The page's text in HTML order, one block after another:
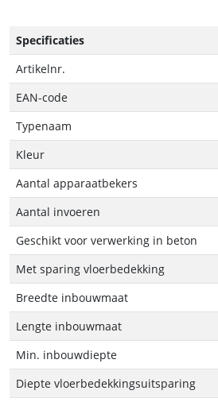
Specificaties
Artikelnr.
EAN-code
Typenaam
Kleur
Aantal apparaatbekers
Aantal invoeren
Geschikt voor verwerking in beton
Met sparing vloerbedekking
Breedte inbouwmaat
Lengte inbouwmaat
Min. inbouwdiepte
Diepte vloerbedekkingsuitsparing